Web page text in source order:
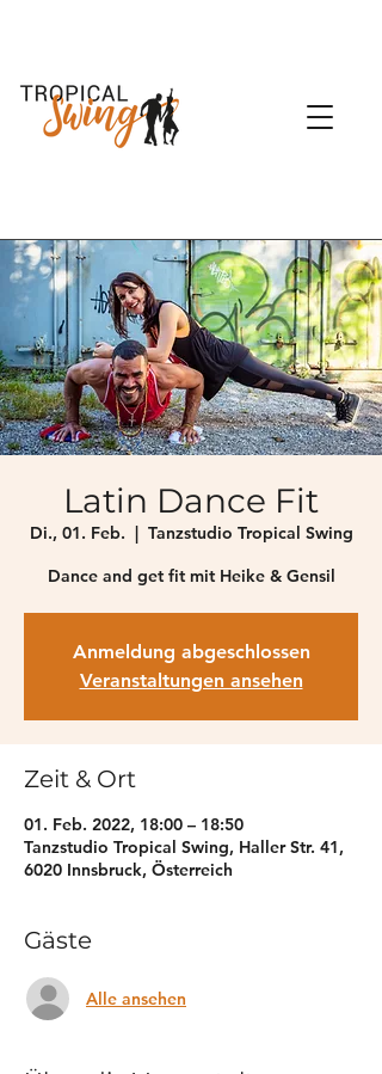
Latin Dance Fit
Di., 01. Feb.
  |
Tanzstudio Tropical Swing
Anmeldung abgeschlossen
Veranstaltungen ansehen
Zeit & Ort
01. Feb. 2022, 18:00 – 18:50
Tanzstudio Tropical Swing, Haller Str. 41,
6020 Innsbruck, Österreich
Gäste
Alle ansehen